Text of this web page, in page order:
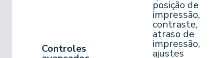
Controles
posição de
impressão,
contraste,
atraso de
impressão,
ajustes